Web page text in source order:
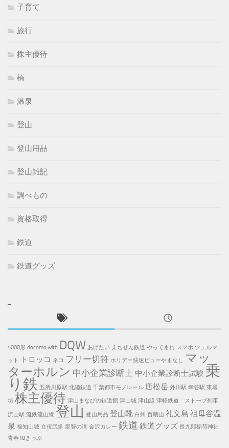
子育て
旅行
株主優待
橋
温泉
登山
登山用品
登山雑記
調べもの
資格取得
鉄道
鉄道グッズ
5000形 docomo with DQW あげたい えちぜん鉄道 やってまれ スマホ ツェルマ
ット
トロッコ ネコ フリー切符 ホリデー快速ビューやまなし マッ
ターホルン 中小企業診断士 中小企業診断士試験 乗
り鉄 五所川原駅 北陸鉄道 千葉都市モノレール 唐松岳 外川駅 幸谷駅 東尋
坊 株主優待 津山まなびの鉄道館 津山城 津山線 津軽鉄道 ストーブ列車
流山駅 流鉄流山線 登山 登山用品 登山靴 白州 百蔵山 礼文島 祖母谷温
泉 福知山城 立佞武多 那智の滝 金沢カレー 鉄道 鉄道グッズ 長九郎稲荷神社
青春18きっぷ